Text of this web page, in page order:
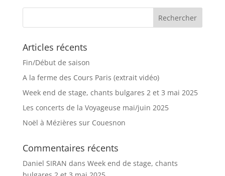
Articles récents
Fin/Début de saison
A la ferme des Cours Paris (extrait vidéo)
Week end de stage, chants bulgares 2 et 3 mai 2025
Les concerts de la Voyageuse mai/juin 2025
Noël à Mézières sur Couesnon
Commentaires récents
Daniel SIRAN dans Week end de stage, chants